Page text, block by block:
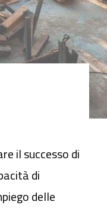
i Servizi Fiduciari
sono le fondamenta
identità digitale
Digitale
il successo di
di
delle